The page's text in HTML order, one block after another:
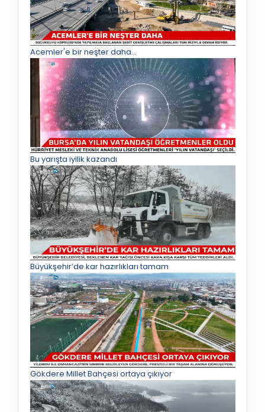
Acemler'e bir neşter daha...
Bu yarışta iyilik kazandı
Büyükşehir’de kar hazırlıkları tamam
Gökdere Millet Bahçesi ortaya çıkıyor